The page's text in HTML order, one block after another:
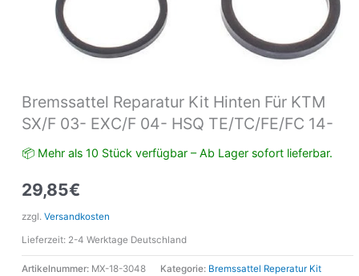
Bremssattel Reparatur Kit Hinten Für KTM
SX/F 03- EXC/F 04- HSQ TE/TC/FE/FC 14-
📦 Mehr als 10 Stück verfügbar – Ab Lager sofort lieferbar.
29,85€
zzgl. Versandkosten
Lieferzeit: 2-4 Werktage Deutschland
Artikelnummer: MX-18-3048 Kategorie: Bremssattel Reperatur Kit